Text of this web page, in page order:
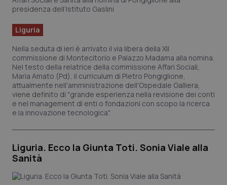
Umbria
Valle D’Aosta
Veneto
Oftalmologia
Oncodermatologia
Oncoematologia
Oncologia & Nutrizione
Psoriasi & pelle
Quotidiano Chirurgia
Liguria
Nella seduta di ieri è arrivato il via libera della XII
commissione di Montecitorio e Palazzo Madama alla nomina.
Nel testo della relatrice della commissione Affari Sociali,
Maria Amato (Pd), il curriculum di Pietro Pongiglione,
attualmente nell'amministrazione dell'Ospedale Galliera,
viene definito di "grande esperienza nella revisione dei conti
e nel management di enti o fondazioni con scopo la ricerca
e la innovazione tecnologica".
Liguria. Ecco la Giunta Toti. Sonia Viale alla
Sanità